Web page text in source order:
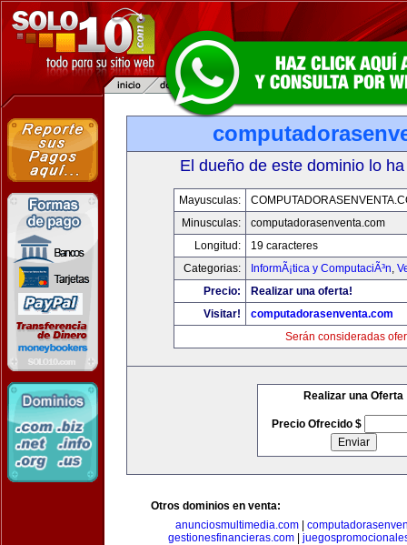
El dueño de este dominio lo
Mayusculas:
Minusculas:
computadorasenventa.com
Longitud:
19 caracteres
Categorias:
InformÃ¡tica y ComputaciÃ³n,
Precio:
Realizar una oferta!
Visitar!
computadorasenventa.com
Serán consideradas
Realizar una Oferta
Precio Ofrecido $
Otros dominios en venta:
anunciosmultimedia.com
gestionesfinancieras.com